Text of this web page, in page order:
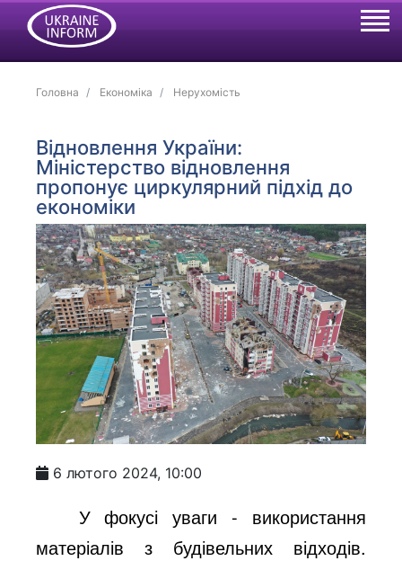
Головна Економіка Нерухомість
Відновлення України:
Міністерство відновлення
пропонує циркулярний підхід до
економіки
6 лютого 2024, 10:00
У фокусі уваги - використання
матеріалів з будівельних відходів.